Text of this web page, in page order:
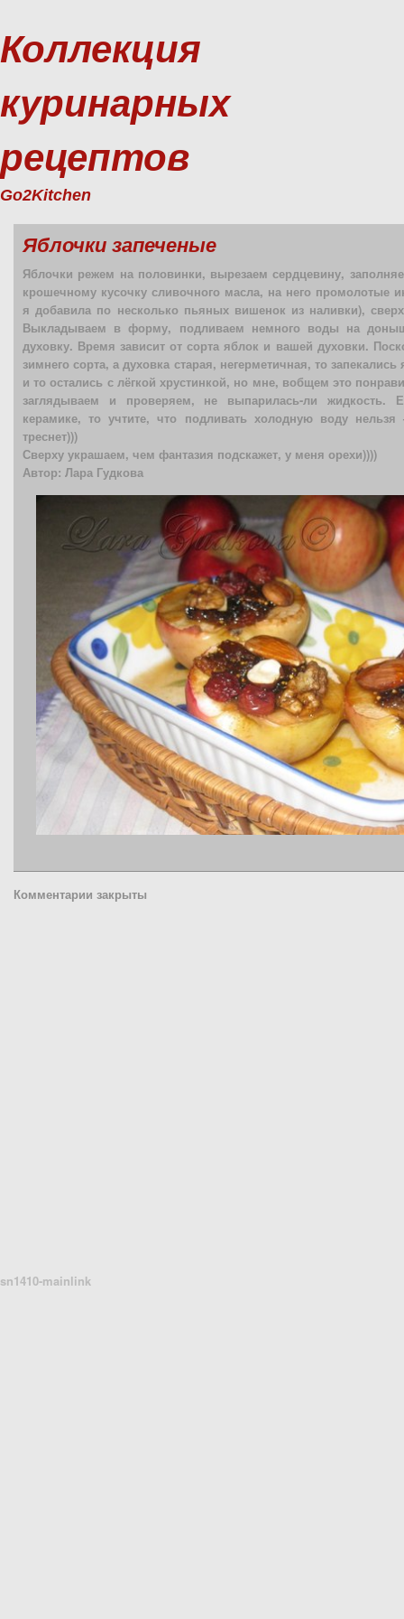
Коллекция
куринарных
рецептов
Go2Kitchen
Яблочки запеченые
Яблочки режем на половинки, вырезаем сердцевину,
крошечному кусочку сливочного масла, на него промолотые
я добавила по несколько пьяных вишенок из наливки),
Выкладываем в форму, подливаем немного воды на
духовку. Время зависит от сорта яблок и вашей духовки.
зимнего сорта, а духовка старая, негерметичная, то
и то остались с лёгкой хрустинкой, но мне, вобщем это
заглядываем и проверяем, не выпарилась-ли жидкость.
керамике, то учтите, что подливать холодную воду
треснет)))
Сверху украшаем, чем фантазия подскажет, у меня орехи))))
Автор: Лара Гудкова
Комментарии закрыты
sn1410-mainlink